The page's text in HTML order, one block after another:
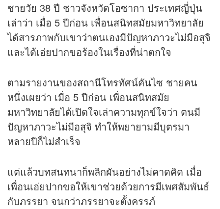
ชายวัย 38 ปี ชาวจังหวัดโอซากา ประเทศญี่ปุ่น
เล่าว่า เมื่อ 5 ปีก่อน เพื่อนสนิทสมัยมหาวิทยาลัย
ได้สารภาพกับเขาว่าตนเองมีปัญหาภาวะไม่มีอสุจิ
และได้เอ่ยปากขอร้องในเรื่องที่น่าตกใจ
ตามรายงานของสถานีโทรทัศน์คันไซ ชายคน
หนึ่งเผยว่า เมื่อ 5 ปีก่อน เพื่อนสนิทสมัย
มหาวิทยาลัยได้เปิดใจเล่าความทุกข์ใจว่า ตนมี
ปัญหาภาวะไม่มีอสุจิ ทำให้พยายามมีบุตรมา
หลายปีก็ไม่สำเร็จ
แต่แล้วบทสนทนาก็พลิกผันอย่างไม่คาดคิด เมื่อ
เพื่อนเอ่ยปากขอให้เขาช่วยด้วยการมีเพศสัมพันธ์
กับภรรยา จนกว่าภรรยาจะตั้งครรภ์